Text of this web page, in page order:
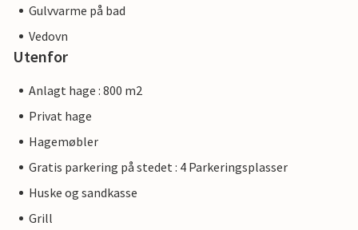
Gulvvarme på bad
Vedovn
Utenfor
Anlagt hage : 800 m2
Privat hage
Hagemøbler
Gratis parkering på stedet : 4 Parkeringsplasser
Huske og sandkasse
Grill